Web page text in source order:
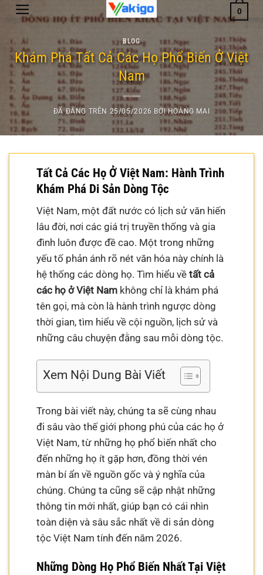
Chuyển
nội
dung
0
BLOG
Khám Phá Tất Cả Các Họ Phổ Biến Ở Việt
Nam
ĐÃ ĐĂNG TRÊN 25/05/2026 BỞIHOÀNG MAI
Tất Cả Các Họ Ở Việt Nam: Hành Trình
Khám Phá Di Sản Dòng Tộc
Việt Nam, một đất nước có lịch sử văn hiến
lâu đời, nơi các giá trị truyền thống và gia
đình luôn được đề cao. Một trong những
yếu tố phản ánh rõ nét văn hóa này chính là
hệ thống các dòng họ. Tìm hiểu vềtất cả
các họ ở Việt Nam không chỉ là khám phá
tên gọi, mà còn là hành trình ngược dòng
thời gian, tìm hiểu về cội nguồn, lịch sử và
những câu chuyện đằng sau mỗi dòng tộc.
Xem Nội Dung Bài Viết
Trong bài viết này, chúng ta sẽ cùng nhau
đi sâu vào thế giới phong phú của các họ ở
Việt Nam, từ những họ phổ biến nhất cho
đến những họ ít gặp hơn, đồng thời vén
màn bí ẩn về nguồn gốc và ý nghĩa của
chúng. Chúng ta cũng sẽ cập nhật những
thông tin mới nhất, giúp bạn có cái nhìn
toàn diện và sâu sắc nhất về di sản dòng
tộc Việt Nam tính đến năm 2026.
Những Dòng Họ Phổ Biến Nhất Tại Việt